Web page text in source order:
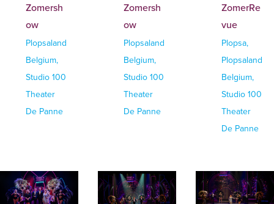
Zomersh
ow
Plopsaland
Belgium,
Studio 100
Theater
De Panne
Zomersh
ow
Plopsaland
Belgium,
Studio 100
Theater
De Panne
ZomerRe
vue
Plopsa,
Plopsaland
Belgium,
Studio 100
Theater
De Panne